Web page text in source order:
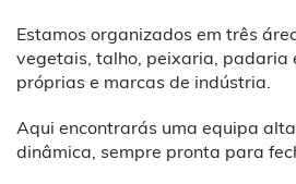
Estamos organizados em três
vegetais, talho, peixaria, padaria
próprias e marcas de indústria.
Aqui encontrarás uma equipa
dinâmica, sempre pronta para